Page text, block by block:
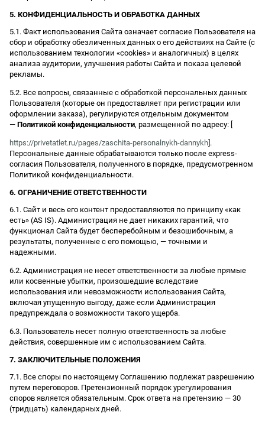
5. КОНФИДЕНЦИАЛЬНОСТЬ И ОБРАБОТКА ДАННЫХ
5.1. Факт использования Сайта означает согласие Пользователя на
сбор и обработку обезличенных данных о его действиях на Сайте (с
использованием технологии «cookies» и аналогичных) в целях
анализа аудитории, улучшения работы Сайта и показа целевой
рекламы.
5.2. Все вопросы, связанные с обработкой персональных данных
Пользователя (которые он предоставляет при регистрации или
оформлении заказа), регулируются отдельным документом
— Политикой конфиденциальности, размещенной по адресу: [
https://privetatlet.ru/pages/zaschita-personalnykh-dannykh ].
Персональные данные обрабатываются только после express-
согласия Пользователя, полученного в порядке, предусмотренном
Политикой конфиденциальности.
6. ОГРАНИЧЕНИЕ ОТВЕТСТВЕННОСТИ
6.1. Сайт и весь его контент предоставляются по принципу «как
есть» (AS IS). Администрация не дает никаких гарантий, что
функционал Сайта будет бесперебойным и безошибочным, а
результаты, полученные с его помощью, — точными и
надежными.
6.2. Администрация не несет ответственности за любые прямые
или косвенные убытки, произошедшие вследствие
использования или невозможности использования Сайта,
включая упущенную выгоду, даже если Администрация
предупреждала о возможности такого ущерба.
6.3. Пользователь несет полную ответственность за любые
действия, совершенные им с использованием Сайта.
7. ЗАКЛЮЧИТЕЛЬНЫЕ ПОЛОЖЕНИЯ
7.1. Все споры по настоящему Соглашению подлежат разрешению
путем переговоров. Претензионный порядок урегулирования
споров является обязательным. Срок ответа на претензию — 30
(тридцать) календарных дней.